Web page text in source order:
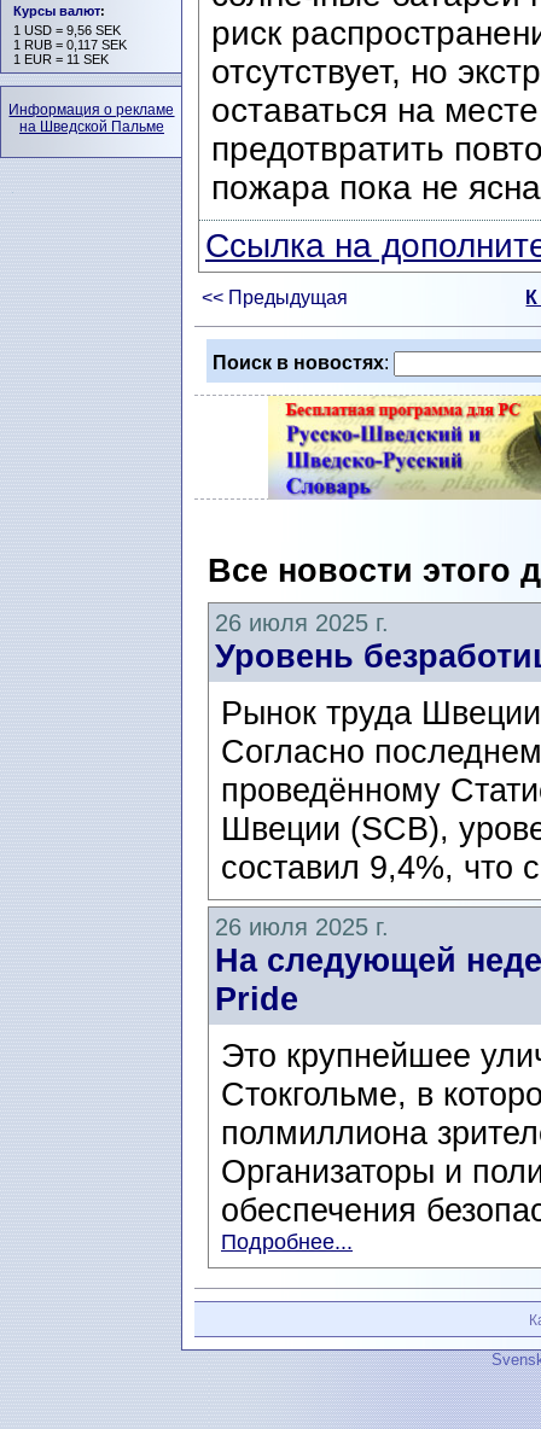
риск
отсутствует, но
оставаться на
предотвратить
пожара пока не
Ссылка на
<< Предыдущая
Поиск в новостях:
Все новости этого
26 июля 2025 г.
Уровень
Рынок труда
Согласно
проведённому
Швеции (SCB),
составил 9,4%, что
26 июля 2025 г.
На следующей
Pride
Это крупнейшее
Стокгольме, в
полмиллиона
Организаторы и
обеспечения
Подробнее...
Курсы валют:
1 USD = 9,56 SEK
1 RUB = 0,117 SEK
1 EUR = 11 SEK
Информация о рекламе
на Шведской Пальме